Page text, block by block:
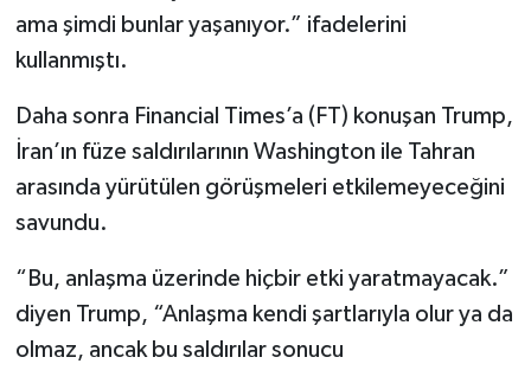
ama şimdi bunlar yaşanıyor.” ifadelerini
kullanmıştı.
Daha sonra Financial Times’a (FT) konuşan Trump,
İran’ın füze saldırılarının Washington ile Tahran
arasında yürütülen görüşmeleri etkilemeyeceğini
savundu.
“Bu, anlaşma üzerinde hiçbir etki yaratmayacak.”
diyen Trump, “Anlaşma kendi şartlarıyla olur ya da
olmaz, ancak bu saldırılar sonucu